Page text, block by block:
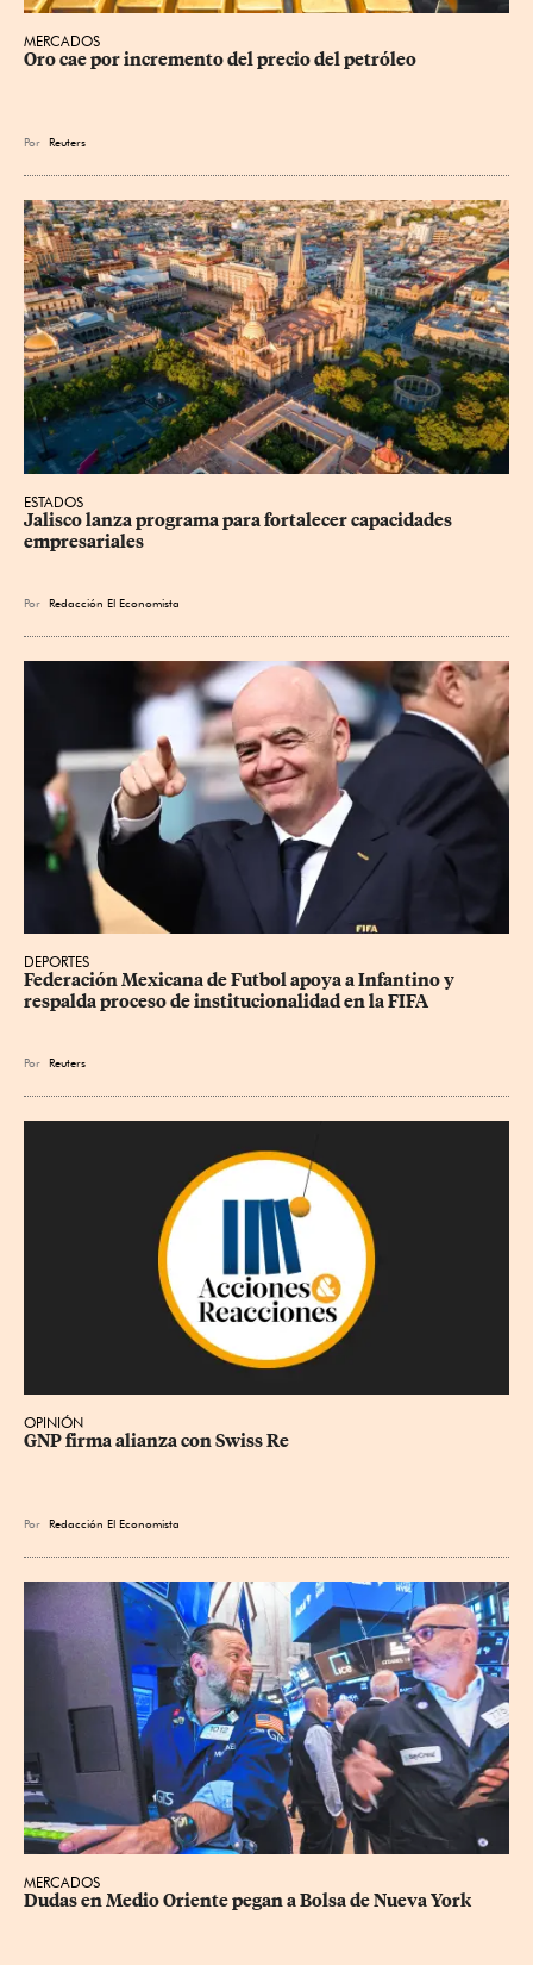
MERCADOS
Oro cae por incremento del precio del petróleo
Por Reuters
ESTADOS
Jalisco lanza programa para fortalecer capacidades
empresariales
Por Redacción El Economista
DEPORTES
Federación Mexicana de Futbol apoya a Infantino y
respalda proceso de institucionalidad en la FIFA
Por Reuters
OPINIÓN
GNP firma alianza con Swiss Re
Por Redacción El Economista
MERCADOS
Dudas en Medio Oriente pegan a Bolsa de Nueva York